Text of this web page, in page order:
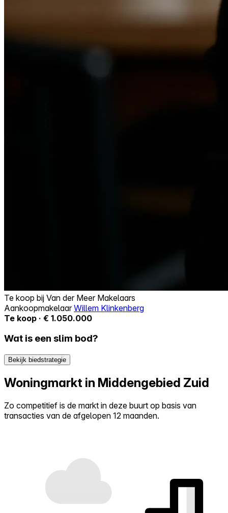
Te koop bij Van der Meer Makelaars
AankoopmakelaarWillem Klinkenberg
Te koop · € 1.050.000
Wat is een slim bod?
Bekijk biedstrategie
Woningmarkt in Middengebied Zuid
Zo competitief is de markt in deze buurt op basis van
transacties van de afgelopen 12 maanden.